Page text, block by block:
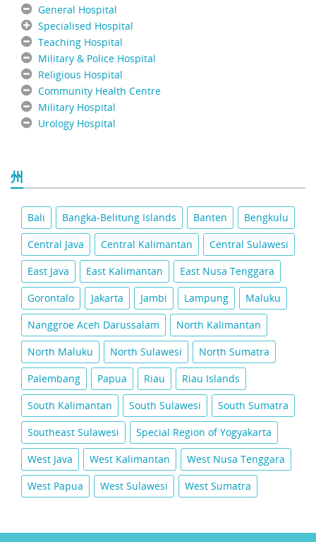
General Hospital
Specialised Hospital
Teaching Hospital
Military & Police Hospital
Religious Hospital
Community Health Centre
Military Hospital
Urology Hospital
州
Bali Bangka-Belitung Islands Banten
Bengkulu
Central Java
Central Kalimantan
Central Sulawesi
East Java
East Kalimantan
East Nusa Tenggara
Gorontalo
Jakarta Jambi Lampung
Maluku
Nanggroe Aceh Darussalam
North Kalimantan
North Maluku
North Sulawesi
North Sumatra
Palembang
Papua Riau
Riau Islands
South Kalimantan
South Sulawesi
South Sumatra
Southeast Sulawesi
Special Region of Yogyakarta
West Java
West Kalimantan
West Nusa Tenggara
West Papua
West Sulawesi West Sumatra